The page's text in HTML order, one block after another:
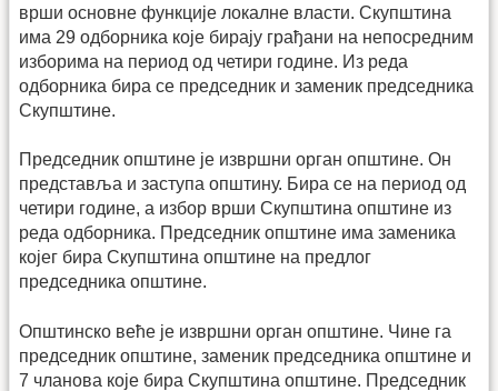
врши основне функције локалне власти. Скупштина
има 29 одборника које бирају грађани на непосредним
изборима на период од четири године. Из реда
одборника бира се председник и заменик председника
Скупштине.
Председник општине је извршни орган општине. Он
представља и заступа општину. Бира се на период од
четири године, а избор врши Скупштина општине из
реда одборника. Председник општине има заменика
којег бира Скупштина општине на предлог
председника општине.
Општинско веће је извршни орган општине. Чине га
председник општине, заменик председника општине и
7 чланова које бира Скупштина општине. Председник